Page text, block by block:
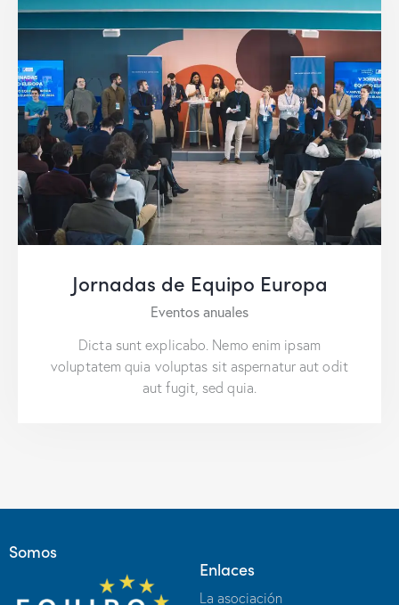
Jornadas de Equipo Europa
Eventos anuales
Dicta sunt explicabo. Nemo enim ipsam
voluptatem quia voluptas sit aspernatur aut odit
aut fugit, sed quia.
Somos
Enlaces
La asociación